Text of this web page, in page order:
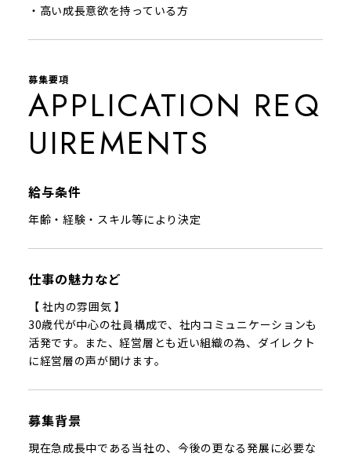
・高い成長意欲を持っている方
募集要項
APPLICATION REQ
UIREMENTS
給与条件
年齢・経験・スキル等により決定
仕事の魅力など
【 社内の雰囲気 】
30歳代が中心の社員構成で、社内コミュニケーションも
活発です。また、経営層とも近い組織の為、ダイレクト
に経営層の声が聞けます。
募集背景
現在急成長中である当社の、今後の更なる発展に必要な